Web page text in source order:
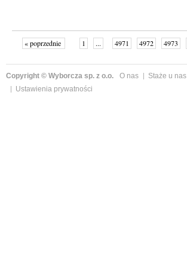
« poprzednie 1 ... 4971 4972 4973
Copyright © Wyborcza sp. z o.o. O nas Staże u nas
Ustawienia prywatności